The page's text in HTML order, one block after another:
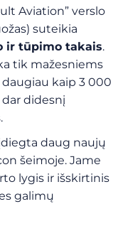
Aviation” verslo
suteikia
ir tūpimo takais.
tik mažesniems
kaip 3 000
didesnį
daug naujų
šeimoje. Jame
lygis ir išskirtinis
galimų